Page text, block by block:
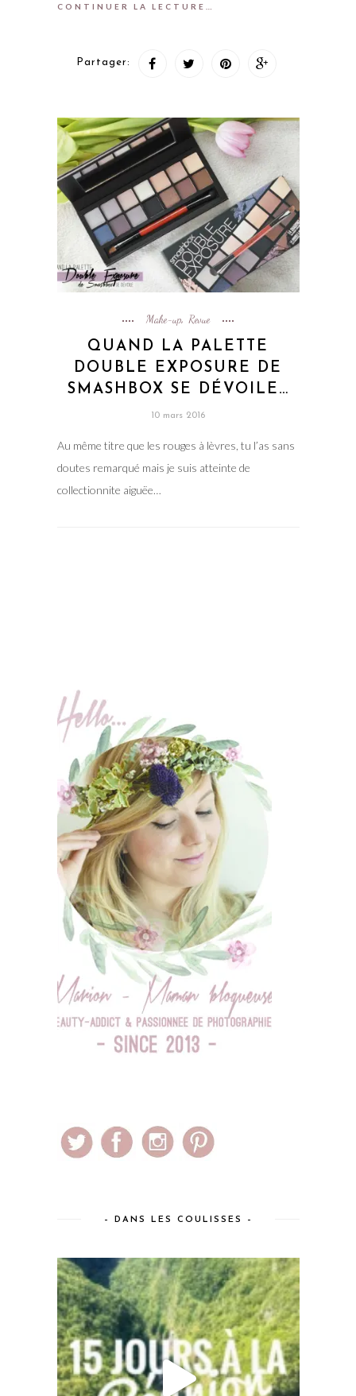
CONTINUER LA LECTURE…
Partager:
Make-up, Revue
QUAND LA PALETTE
DOUBLE EXPOSURE DE
SMASHBOX SE DÉVOILE…
10 mars 2016
Au même titre que les rouges à lèvres, tu l’as sans
doutes remarqué mais je suis atteinte de
collectionnite aiguëe…
– DANS LES COULISSES –